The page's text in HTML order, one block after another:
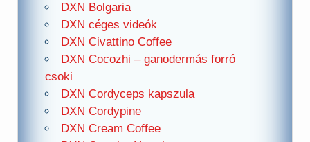
DXN Bolgaria
DXN céges videók
DXN Civattino Coffee
DXN Cocozhi – ganodermás forró
csoki
DXN Cordyceps kapszula
DXN Cordypine
DXN Cream Coffee